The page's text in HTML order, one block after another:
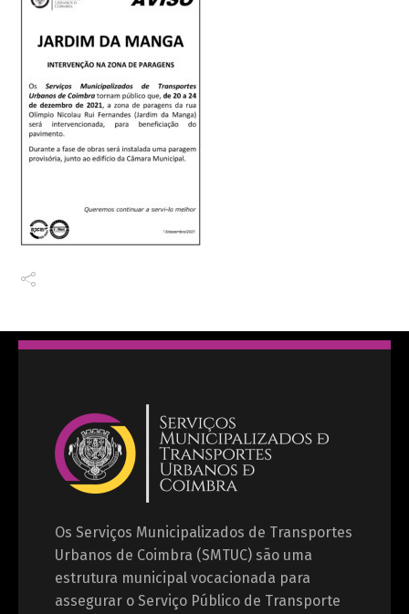
Os Serviços Municipalizados de Transportes
Urbanos de Coimbra (SMTUC) são uma
estrutura municipal vocacionada para
assegurar o Serviço Público de Transporte